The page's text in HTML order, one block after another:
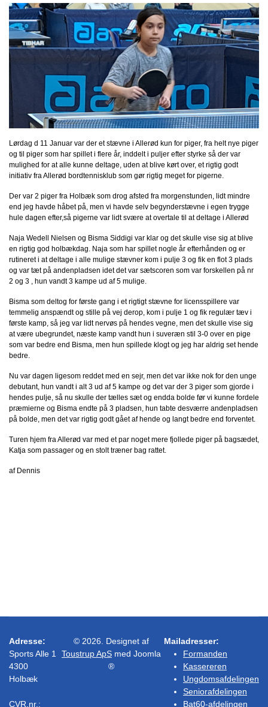
Lørdag d 11 Januar var der et stævne i Allerød kun for piger, fra helt nye piger
og til piger som har spillet i flere år, inddelt i puljer efter styrke så der var
mulighed for at alle kunne deltage, uden at blive kørt over, et rigtig godt
initiativ fra Allerød bordtennisklub som gør rigtig meget for pigerne.
Der var 2 piger fra Holbæk som drog afsted fra morgenstunden, lidt mindre
end jeg havde håbet på, men vi havde selv begynderstævne i egen trygge
hule dagen efter,så pigerne var lidt svære at overtale til at deltage i Allerød
Naja Wedell Nielsen og Bisma Siddigi var klar og det skulle vise sig at blive
en rigtig god holbækdag. Naja som har spillet nogle år efterhånden og er
rutineret i at deltage i alle mulige stævner kom i pulje 3 og fik en flot 3 plads
og var tæt på andenpladsen idet det var sætscoren som var forskellen på nr
2 og 3 , hun vandt 3 kampe ud af 5 mulige.
Bisma som deltog for første gang i et rigtigt stævne for licensspillere var
temmelig anspændt og stille på vej derop, kom i pulje 1 og fik regulær tæv i
første kamp, så jeg var lidt nervøs på hendes vegne, men det skulle vise sig
at være ubegrundet, næste kamp vandt hun i suveræn stil 3-0 over en pige
som var bedre end Bisma, men hun spillede klogt og jeg har aldrig set hende
bedre.
Nu var dagen ligesom reddet med en sejr, men det var ikke nok for den unge
debutant, hun vandt i alt 3 ud af 5 kampe og det var der 3 piger som gjorde i
hendes pulje, så nu skulle der tælles sæt og endda bolde før vi kunne fordele
præmierne og Bisma endte på 3 pladsen, hun tabte desværre andenpladsen
på bolde, men det var rigtig godt gået af hende og langt bedre end forventet.
Turen hjem fra Allerød var med et par noget mere fjollede piger på bagsædet,
Katja som passager og en stolt træner bag rattet.
af Dennis
Adresse:
Sports Alle 1
4300
Holbæk
CVR.nr.:
© 2026. Designet af
Toustrup ApS med Joomla
®
Mailadresser:
Formanden
Kassereren
Ungdomsafdelingen
Seniorafdelingen
Bat60-afdelingen